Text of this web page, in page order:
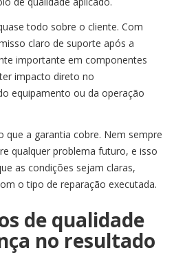
todo sobre o cliente. Com
claro de suporte após a
importante em componentes
impacto direto no
equipamento ou da operação
que a garantia cobre. Nem sempre
qualquer problema futuro, e isso
as condições sejam claras,
o tipo de reparação executada.
de qualidade
no resultado